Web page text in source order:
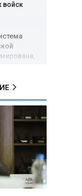
войск
страны